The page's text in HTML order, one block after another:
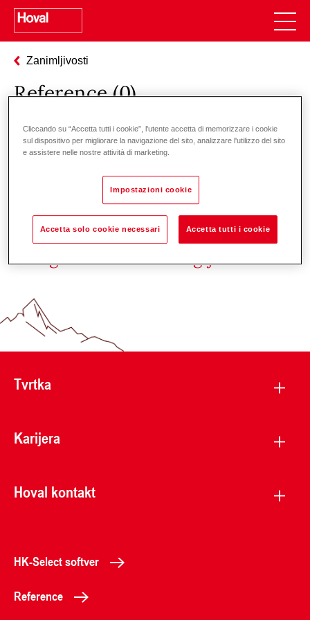
Zanimljivosti
Reference (0)
Filtriraj reference
Tvrtka
Karijera
Hoval kontakt
HK-Select softver
Reference
Cliccando su “Accetta tutti i cookie”, l'utente accetta di memorizzare i cookie
sul dispositivo per migliorare la navigazione del sito, analizzare l'utilizzo del sito
e assistere nelle nostre attività di marketing.
Impostazioni cookie
Accetta solo cookie necessari Accetta tutti i cookie